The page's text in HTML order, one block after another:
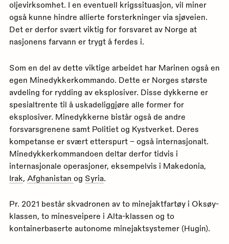
oljevirksomhet. I en eventuell krigssituasjon, vil miner
også kunne hindre allierte forsterkninger via sjøveien.
Det er derfor svært viktig for forsvaret av Norge at
nasjonens farvann er trygt å ferdes i.
Som en del av dette viktige arbeidet har Marinen også en
egen Minedykkerkommando. Dette er Norges største
avdeling for rydding av eksplosiver. Disse dykkerne er
spesialtrente til å uskadeliggjøre alle former for
eksplosiver. Minedykkerne bistår også de andre
forsvarsgrenene samt Politiet og Kystverket. Deres
kompetanse er svært etterspurt – også internasjonalt.
Minedykkerkommandoen deltar derfor tidvis i
internasjonale operasjoner, eksempelvis i Makedonia,
Irak, Afghanistan og Syria.
Pr. 2021 består skvadronen av to minejaktfartøy i Oksøy-
klassen, to minesveipere i Alta-klassen og to
kontainerbaserte autonome minejaktsystemer (Hugin).